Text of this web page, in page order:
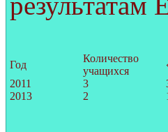
Год
Количество
учащихся
2011
3
2013
2